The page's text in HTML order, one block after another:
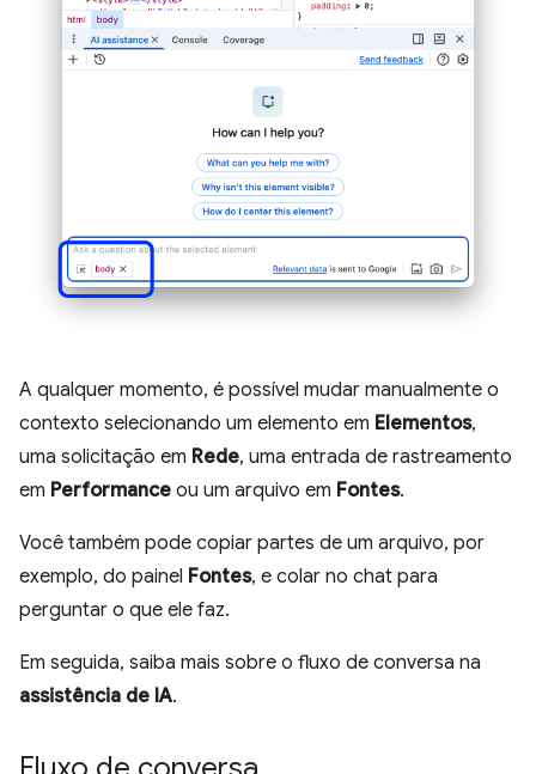
A qualquer momento, é possível mudar manualmente o
contexto selecionando um elemento em Elementos,
uma solicitação em Rede, uma entrada de rastreamento
em Performance ou um arquivo em Fontes.
Você também pode copiar partes de um arquivo, por
exemplo, do painel Fontes, e colar no chat para
perguntar o que ele faz.
Em seguida, saiba mais sobre o fluxo de conversa na
assistência de IA.